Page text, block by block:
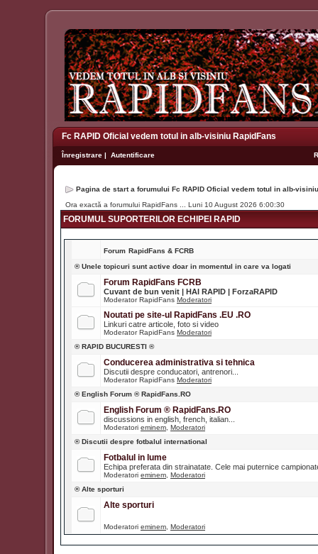
Fc RAPID Oficial vedem totul in alb-visiniu RapidFans
Înregistrare | Autentificare
Pagina de start a forumului Fc RAPID Oficial vedem totul in alb-
Ora exactă a forumului RapidFans ... Luni 10 August 2026 6:00:30
FORUMUL SUPORTERILOR ECHIPEI RAPID
Forum RapidFans & FCRB
® Unele topicuri sunt active doar in momentul in care va logati
Forum RapidFans FCRB
Cuvant de bun venit | HAI RAPID | ForzaRAPID
Moderator RapidFans Moderatori
Noutati pe site-ul RapidFans .EU .RO
Linkuri catre articole, foto si video
Moderator RapidFans Moderatori
® RAPID BUCURESTI ®
Conducerea administrativa si tehnica
Discutii despre conducatori, antrenori...
Moderator RapidFans Moderatori
® English Forum ® RapidFans.RO
English Forum ® RapidFans.RO
discussions in english, french, italian...
Moderatori eminem Moderatori
® Discutii despre fotbalul international
Fotbalul in lume
Echipa preferata din strainatate. Cele mai puternice
Moderatori eminem Moderatori
® Alte sporturi
Alte sporturi
Moderatori eminem Moderatori